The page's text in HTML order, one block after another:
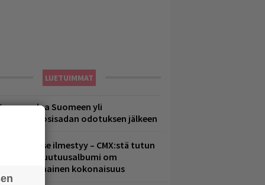
LUETUIMMAT
palaa Suomeen yli
odotuksen jälkeen
Huomenna se ilmestyy – CMX:stä tutun
Yrjänän uutuusalbumi om
kokonaisuus